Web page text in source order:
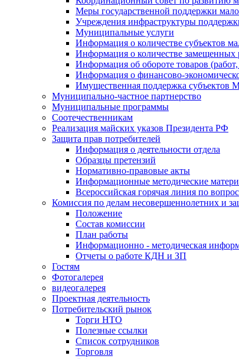
Меры государственной поддержки
Учреждения инфраструктуры
Муниципальные услуги
Информация о количестве субъектов
Информация о количестве замещенных
Информация об обороте товаров
Информация о финансово-
Имущественная поддержка субъектов
Муниципально-частное партнерство
Муниципальные программы
Соотечественникам
Реализация майских указов Президента РФ
Защита прав потребителей
Информация о деятельности отдела
Образцы претензий
Нормативно-правовые акты
Информационные методические
Всероссийская горячая линия по
Комиссия по делам несовершеннолетних и
Положение
Состав комиссии
План работы
Информационно - методическая
Отчеты о работе КДН и ЗП
Гостям
Фотогалерея
видеогалерея
Проектная деятельность
Потребительский рынок
Торги НТО
Полезные ссылки
Список сотрудников
Торговля